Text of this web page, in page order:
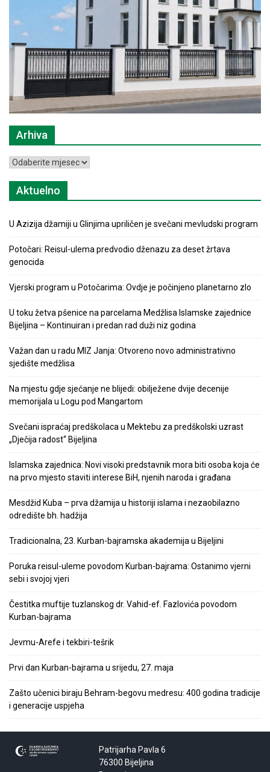
Arhiva
Arhiva
Aktuelno
U Azizija džamiji u Glinjima upriličen je svečani mevludski program
Potočari: Reisul-ulema predvodio dženazu za deset žrtava
genocida
Vjerski program u Potočarima: Ovdje je počinjeno planetarno zlo
U toku žetva pšenice na parcelama Medžlisa Islamske zajednice
Bijeljina – Kontinuiran i predan rad duži niz godina
Važan dan u radu MIZ Janja: Otvoreno novo administrativno
sjedište medžlisa
Na mjestu gdje sjećanje ne blijedi: obilježene dvije decenije
memorijala u Logu pod Mangartom
Svečani ispraćaj predškolaca u Mektebu za predškolski uzrast
„Dječija radost“ Bijeljina
Islamska zajednica: Novi visoki predstavnik mora biti osoba koja će
na prvo mjesto staviti interese BiH, njenih naroda i građana
Mesdžid Kuba – prva džamija u historiji islama i nezaobilazno
odredište bh. hadžija
Tradicionalna, 23. Kurban-bajramska akademija u Bijeljini
Poruka reisul-uleme povodom Kurban-bajrama: Ostanimo vjerni
sebi i svojoj vjeri
Čestitka muftije tuzlanskog dr. Vahid-ef. Fazlovića povodom
Kurban-bajrama
Jevmu-Arefe i tekbiri-tešrik
Prvi dan Kurban-bajrama u srijedu, 27. maja
Zašto učenici biraju Behram-begovu medresu: 400 godina tradicije
i generacije uspjeha
Patrijarha Pavla 6
76300 Bijeljina